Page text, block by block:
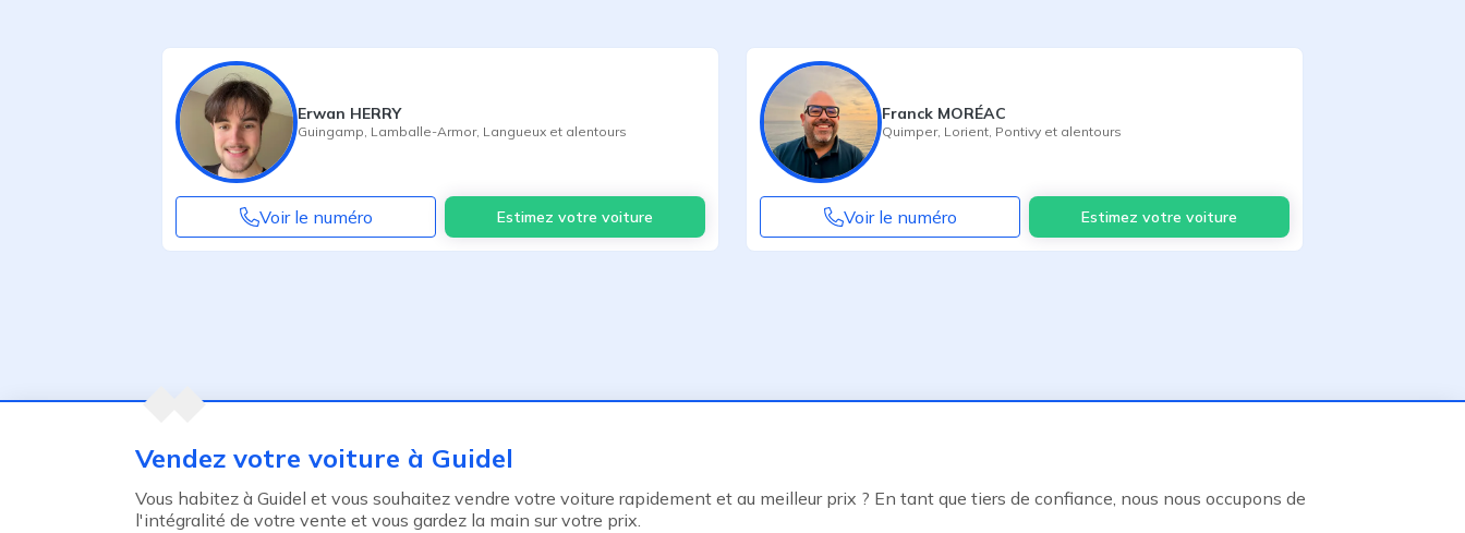
Erwan HERRY
Guingamp Lamballe-Armor, Langueux et alentours
Voir le numéro Estimez votre voiture
Franck MORÉAC
Quimper, Lorient Pontivy et alentours
Voir le numéro Estimez votre voiture
Agent précédentVendez votre voiture à Guidel
Vous habitez à Guidel et vous souhaitez vendre votre voiture rapidement et au meilleur prix ? En tant que tiers de confiance, nous nous occupons de
l'intégralité de votre vente et vous gardez la main sur votre prix.